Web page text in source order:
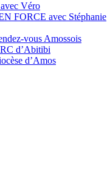
Véro
FORCE avec Stéphanie
vous Amossois
d’Abitibi
d’Amos